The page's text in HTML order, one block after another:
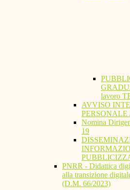
lavoro
AVVISO
PERSONALE
Nomina
19
PNRR - Didattica
alla transizione
(D.M. 66/2023)